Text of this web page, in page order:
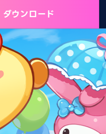
ダウンロード